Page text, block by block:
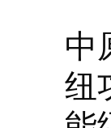
中
纽